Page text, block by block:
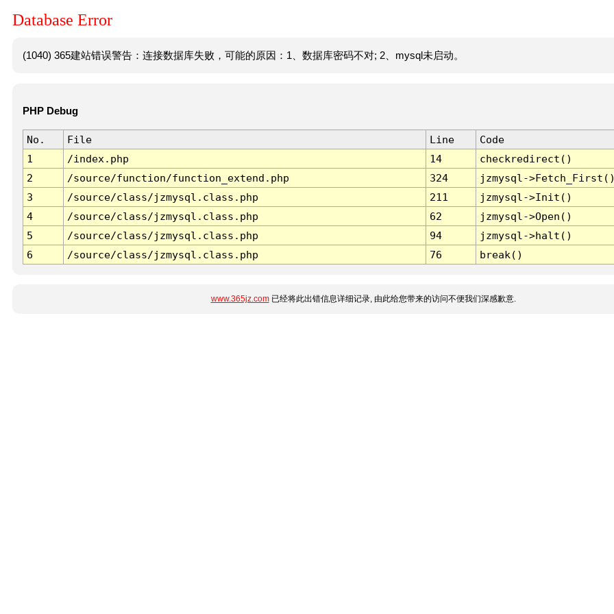
Database Error
(1040) 365建站错误警告：连接数据库失败，可能的原因：1、数据库密码不对; 2、mysql未启动。
PHP Debug
No. File Line
Code
1
/index.php 14
checkredirect()
2
/source/function/function_extend.php 324
jzmysql-
3
/source/class/jzmysql.class.php 211
jzmysql->Init()
4
/source/class/jzmysql.class.php 62
jzmysql->Open()
5
/source/class/jzmysql.class.php 94
jzmysql->halt()
6
/source/class/jzmysql.class.php 76 break()
www.365jz.com已经将此出错信息详细记录, 由此给您带来的访问不便我们深感歉意.